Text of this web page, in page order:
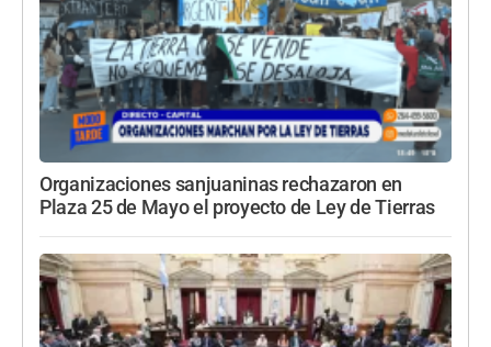
Organizaciones sanjuaninas rechazaron en
Plaza 25 de Mayo el proyecto de Ley de Tierras